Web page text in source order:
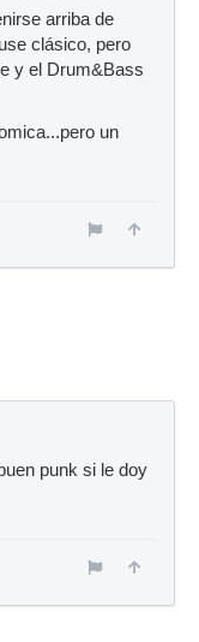
arriba de
clásico, pero
y el Drum&Bass
un
punk si le doy